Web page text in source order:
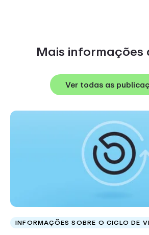
Mais informações
Ver todas as
INFORMAÇÕES SOBRE O CICLO DE